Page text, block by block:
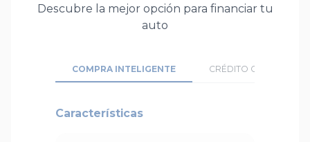
Descubre la mejor opción para financiar tu
auto
COMPRA INTELIGENTE CRÉDITO
Características